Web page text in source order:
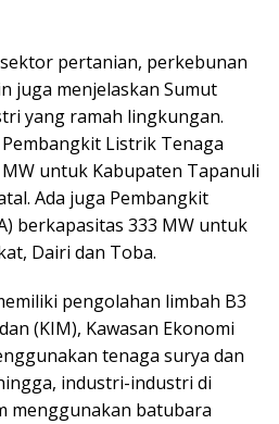
pertanian, perkebunan
juga menjelaskan Sumut
yang ramah lingkungan.
Listrik Tenaga
MW untuk Kabupaten Tapanuli
Ada juga Pembangkit
berkapasitas 333 MW untuk
Dairi dan Toba.
pengolahan limbah B3
(KIM), Kawasan Ekonomi
tenaga surya dan
industri-industri di
menggunakan batubara